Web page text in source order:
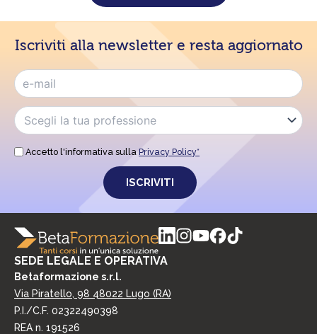
Iscriviti alla newsletter e resta aggiornato
Accetto l'informativa sulla Privacy Policy*
SEDE LEGALE E OPERATIVA
Betaformazione s.r.l.
Via Piratello, 98 48022 Lugo (RA)
P.I./C.F. 02322490398
REA n. 191526